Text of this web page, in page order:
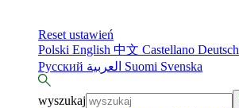
Reset ustawień
Polski English 中文 Castellano Deutsch
Русский
Suomi Svenska
wyszukaj